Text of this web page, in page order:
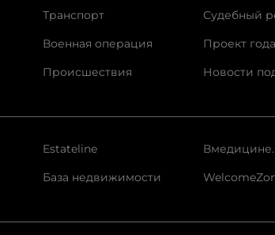
Транспорт
Военная операция
Происшествия
Судебный
Проект года
Новости
Estateline
База недвижимости